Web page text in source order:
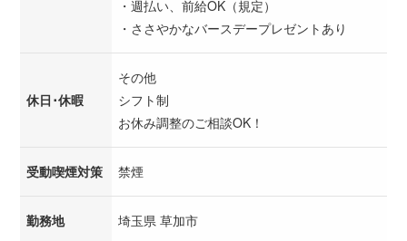
・週払い、前給OK（規定）
・ささやかなバースデープレゼントあり
休日･休暇
その他
シフト制
お休み調整のご相談OK！
受動喫煙対策 禁煙
勤務地 埼玉県 草加市